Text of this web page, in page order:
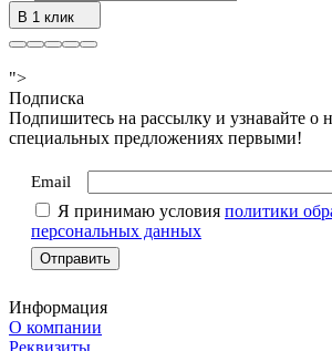
В 1 клик
">
Подписка
Подпишитесь на рассылку и узнавайте о
специальных предложениях первыми!
Email
Я принимаю условия политики
персональных данных
Информация
О компании